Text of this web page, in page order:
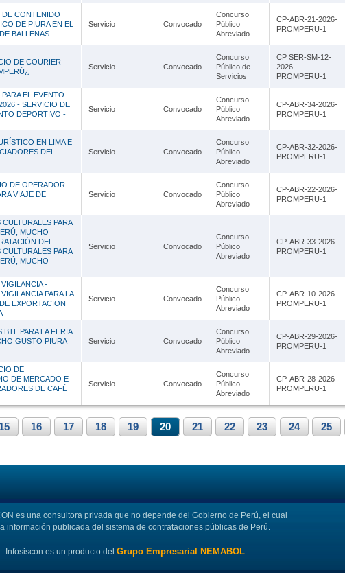
CONTENIDO
DE PIURA EN EL
BALLENAS
Servicio Convocado
Concurso
Público
Abreviado
CP-ABR-21-2026-
PROMPERU-1
DE COURIER
Servicio Convocado
Concurso
Público de
Servicios
CP SER-SM-12-
2026-
PROMPERU-1
EL EVENTO
- SERVICIO DE
DEPORTIVO -
Servicio Convocado
Concurso
Público
Abreviado
CP-ABR-34-2026-
PROMPERU-1
EN LIMA E
DEL
Servicio Convocado
Concurso
Público
Abreviado
CP-ABR-32-2026-
PROMPERU-1
DE OPERADOR
VIAJE DE
Servicio Convocado
Concurso
Público
Abreviado
CP-ABR-22-2026-
PROMPERU-1
PARA
MUCHO
DEL
PARA
MUCHO
Servicio Convocado
Concurso
Público
Abreviado
CP-ABR-33-2026-
PROMPERU-1
-
PARA LA
EXPORTACION
Servicio Convocado
Concurso
Público
Abreviado
CP-ABR-10-2026-
PROMPERU-1
PARA LA FERIA
GUSTO PIURA
Servicio Convocado
Concurso
Público
Abreviado
CP-ABR-29-2026-
PROMPERU-1
DE
DE MERCADO E
DE CAFÉ
Servicio Convocado
Concurso
Público
Abreviado
CP-ABR-28-2026-
PROMPERU-1
15 16 17 18 19 20 21 22 23 24 25
es una consultora privada que no depende del Gobierno de Perú, el cual
información publicada del sistema de contrataciones públicas de Perú.
Infosiscon es un producto del Grupo Empresarial NEMABOL